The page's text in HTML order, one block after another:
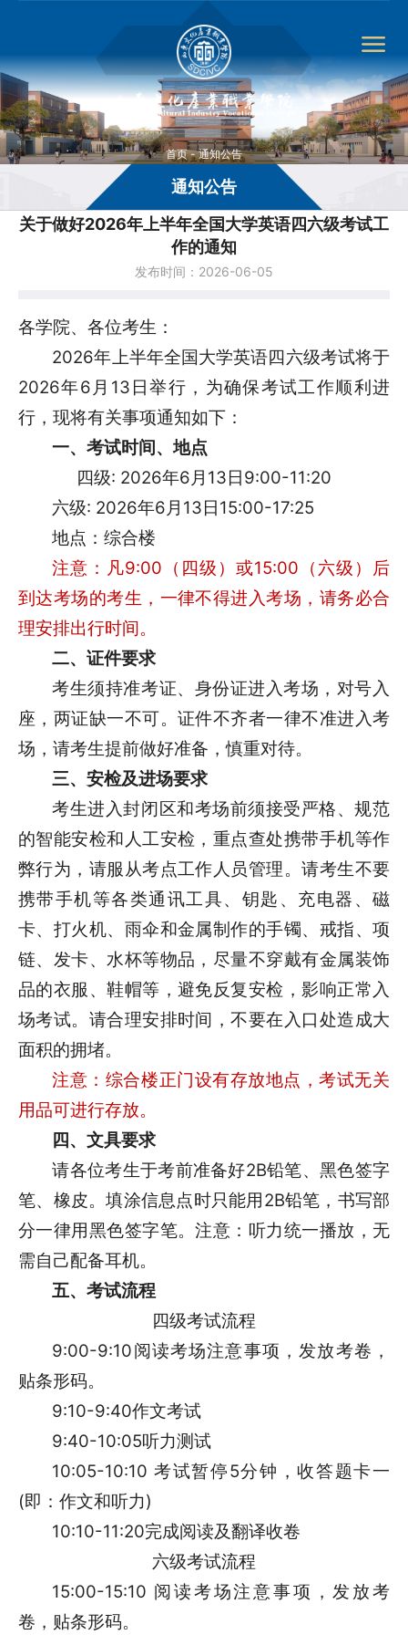
首页-通知公告
通知公告
关于做好2026年上半年全国大学英语四六级考试工
作的通知
发布时间：2026-06-05
各学院、各位考生：
2026年上半年全国大学英语四六级考试将于
2026年6月13日举行，为确保考试工作顺利进
行，现将有关事项通知如下：
一、考试时间、地点
四级: 2026年6月13日9:00-11:20
六级: 2026年6月13日15:00-17:25
地点：综合楼
注意：凡9:00（四级）或15:00（六级）后
到达考场的考生，一律不得进入考场，请务必合
理安排出行时间。
二、证件要求
考生须持准考证、身份证进入考场，对号入
座，两证缺一不可。证件不齐者一律不准进入考
场，请考生提前做好准备，慎重对待。
三、安检及进场要求
考生进入封闭区和考场前须接受严格、规范
的智能安检和人工安检，重点查处携带手机等作
弊行为，请服从考点工作人员管理。请考生不要
携带手机等各类通讯工具、钥匙、充电器、磁
卡、打火机、雨伞和金属制作的手镯、戒指、项
链、发卡、水杯等物品，尽量不穿戴有金属装饰
品的衣服、鞋帽等，避免反复安检，影响正常入
场考试。请合理安排时间，不要在入口处造成大
面积的拥堵。
注意：综合楼正门设有存放地点，考试无关
用品可进行存放。
四、文具要求
请各位考生于考前准备好2B铅笔、黑色签字
笔、橡皮。填涂信息点时只能用2B铅笔，书写部
分一律用黑色签字笔。注意：听力统一播放，无
需自己配备耳机。
五、考试流程
四级考试流程
9:00-9:10阅读考场注意事项，发放考卷，
贴条形码。
9:10-9:40作文考试
9:40-10:05听力测试
10:05-10:10 考试暂停5分钟，收答题卡一
(即：作文和听力)
10:10-11:20完成阅读及翻译收卷
六级考试流程
15:00-15:10 阅读考场注意事项，发放考
卷，贴条形码。